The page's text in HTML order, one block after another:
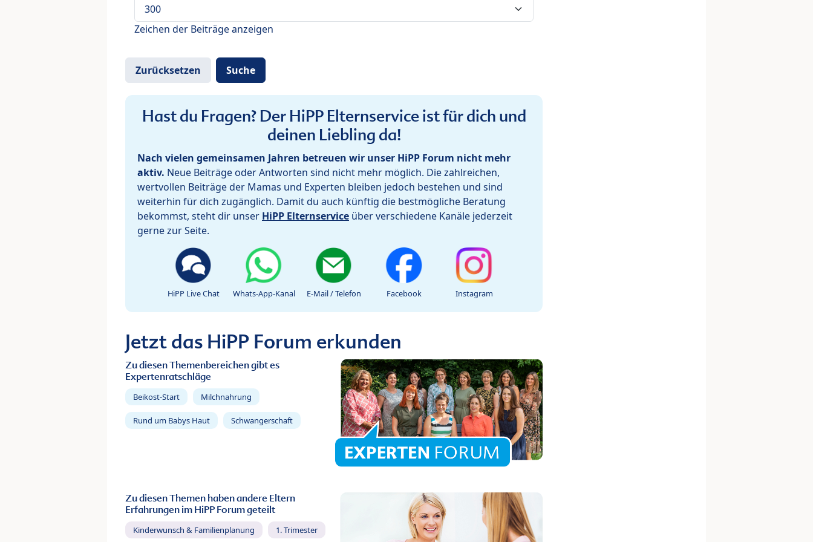
Zeichen der Beiträge anzeigen
Hast du Fragen? Der HiPP Elternservice ist für dich und
deinen Liebling da!
Nach vielen gemeinsamen Jahren betreuen wir unser HiPP Forum nicht mehr
aktiv. Neue Beiträge oder Antworten sind nicht mehr möglich. Die zahlreichen,
wertvollen Beiträge der Mamas und Experten bleiben jedoch bestehen und sind
weiterhin für dich zugänglich. Damit du auch künftig die bestmögliche Beratung
bekommst, steht dir unser HiPP Elternservice über verschiedene Kanäle jederzeit
gerne zur Seite.
HiPP Live Chat Whats-App-Kanal E-Mail / Telefon Facebook Instagram
Jetzt das HiPP Forum erkunden
Zu diesen Themenbereichen gibt es
Expertenratschläge
Beikost-Start Milchnahrung
Rund um Babys Haut Schwangerschaft
Zu diesen Themen haben andere Eltern
Erfahrungen im HiPP Forum geteilt
Kinderwunsch & Familienplanung 1. Trimester